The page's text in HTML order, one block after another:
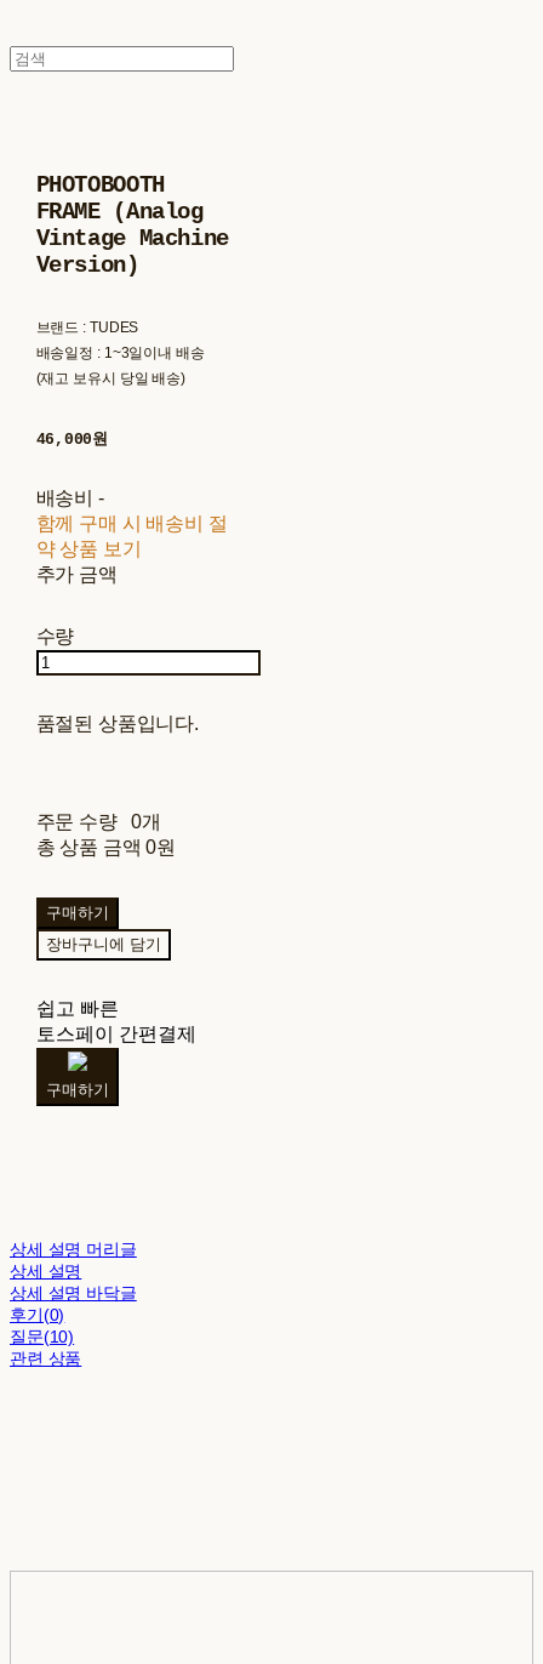
PHOTOBOOTH
FRAME (Analog
Vintage Machine
Version)
브랜드 : TUDES
배송일정 : 1~3일이내 배송
(재고 보유시 당일 배송)
46,000원
배송비 -
함께 구매 시 배송비 절
약 상품 보기
추가 금액
수량
품절된 상품입니다.
주문 수량
0개
총 상품 금액 0원
구매하기
장바구니에 담기
쉽고 빠른
토스페이 간편결제
구매하기
상세 설명 머리글
상세 설명
상세 설명 바닥글
후기(0)
질문(10)
관련 상품